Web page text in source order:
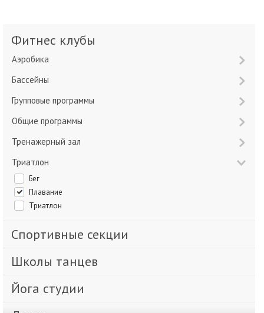
Фитнес клубы
Аэробика
Бассейны
Групповые программы
Общие программы
Тренажерный зал
Триатлон
Бег
Плавание
Триатлон
Спортивные секции
Школы танцев
Йога студии